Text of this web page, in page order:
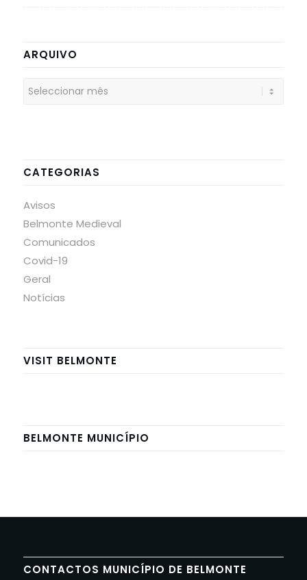
ARQUIVO
CATEGORIAS
Avisos
Belmonte Medieval
Comunicados
Covid-19
Geral
Notícias
VISIT BELMONTE
BELMONTE MUNICÍPIO
CONTACTOS MUNICÍPIO DE BELMONTE